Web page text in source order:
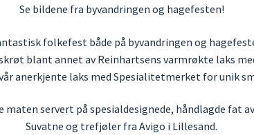
Se bildene fra byvandringen og hagefesten!
folkefest både på byvandringen og
blant annet av Reinhartsens varmrøkte laks
anerkjente laks med Spesialitetmerket for unik
maten servert på spesialdesignede, håndlagde fat
Suvatne og trefjøler fra Avigo i Lillesand.